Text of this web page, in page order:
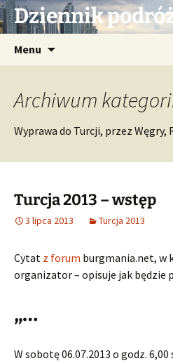
Przejdź
do Dziennik
Menu
Archiwum
Wyprawa do Turcji, przez Węgry,
Turcja 2013 – wstęp
3 lipca 2013 Turcja 2013
Cytat z forum burgmania.net, w
organizator – opisuje jak będzie
„…
W sobotę 06.07.2013 o godz.